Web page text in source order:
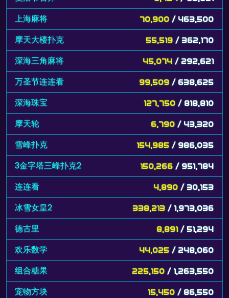
上海麻将 70,900 / 463,500
摩天大楼扑克 55,519 / 362,170
深海三角麻将 45,074 / 292,621
万圣节连连看 99,509 / 638,625
深海珠宝 127,750 / 818,810
摩天轮 6,790 / 43,320
雪峰扑克 154,985 / 986,035
3金字塔三峰扑克2 150,266 / 951,784
连连看 4,890 / 30,153
冰雪女皇2 338,213 / 1,973,036
德古里 8,891 / 51,294
欢乐数学 44,025 / 248,060
组合糖果 225,150 / 1,263,550
宠物方块 15,450 / 86,550